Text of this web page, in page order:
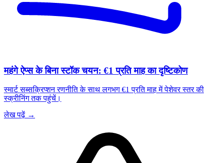
महंगे ऐप्स के बिना स्टॉक चयन: €1 प्रति माह का दृष्टिकोण
स्मार्ट सब्सक्रिप्शन रणनीति के साथ लगभग €1 प्रति माह में पेशेवर स्तर की
स्क्रीनिंग तक पहुंचें।
लेख पढ़ें →